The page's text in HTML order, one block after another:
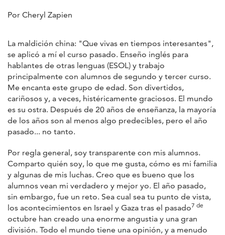
Por Cheryl Zapien
La maldición china: "Que vivas en tiempos interesantes",
se aplicó a mí el curso pasado. Enseño inglés para
hablantes de otras lenguas (ESOL) y trabajo
principalmente con alumnos de segundo y tercer curso.
Me encanta este grupo de edad. Son divertidos,
cariñosos y, a veces, histéricamente graciosos. El mundo
es su ostra. Después de 20 años de enseñanza, la mayoría
de los años son al menos algo predecibles, pero el año
pasado... no tanto.
Por regla general, soy transparente con mis alumnos.
Comparto quién soy, lo que me gusta, cómo es mi familia
y algunas de mis luchas. Creo que es bueno que los
alumnos vean mi verdadero y mejor yo. El año pasado,
sin embargo, fue un reto. Sea cual sea tu punto de vista,
los acontecimientos en Israel y Gaza tras el pasado7 de
octubre han creado una enorme angustia y una gran
división. Todo el mundo tiene una opinión, y a menudo